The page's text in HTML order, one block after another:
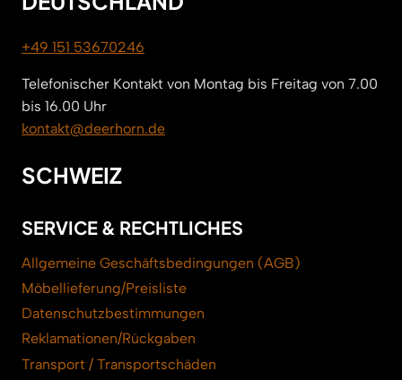
+49 151 53670246
Telefonischer Kontakt von Montag bis Freitag von 7.00
bis 16.00 Uhr
kontakt@deerhorn.de
SCHWEIZ
SERVICE & RECHTLICHES
Allgemeine Geschäftsbedingungen (AGB)
Möbellieferung/Preisliste
Datenschutzbestimmungen
Reklamationen/Rückgaben
Transport / Transportschäden